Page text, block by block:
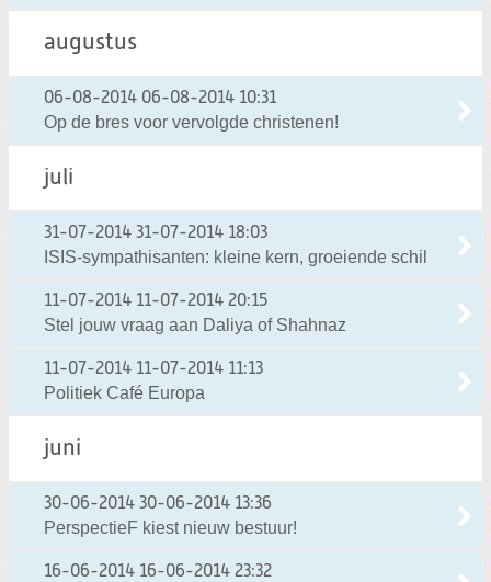
augustus
06-08-2014 06-08-2014 10:31
Op de bres voor vervolgde christenen!
juli
31-07-2014 31-07-2014 18:03
ISIS-sympathisanten: kleine kern, groeiende schil
11-07-2014 11-07-2014 20:15
Stel jouw vraag aan Daliya of Shahnaz
11-07-2014 11-07-2014 11:13
Politiek Café Europa
juni
30-06-2014 30-06-2014 13:36
PerspectieF kiest nieuw bestuur!
16-06-2014 16-06-2014 23:32